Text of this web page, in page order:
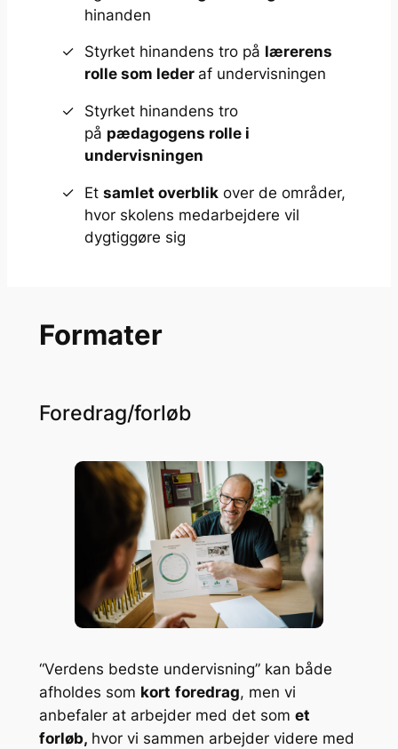
hinanden
Styrket hinandens tro på lærerens
rolle som leder af undervisningen
Styrket hinandens tro
på pædagogens rolle i
undervisningen
Et samlet overblikover de områder,
hvor skolens medarbejdere vil
dygtiggøre sig
Formater
Foredrag/forløb
“Verdens bedste undervisning” kan både
afholdes som kort foredrag, men vi
anbefaler at arbejder med det som et
forløb, hvor vi sammen arbejder videre med